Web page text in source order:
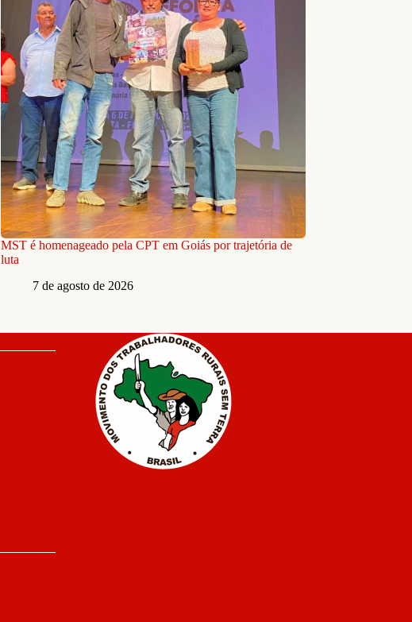
MST é homenageado pela CPT em Goiás por trajetória de
luta
7 de agosto de 2026